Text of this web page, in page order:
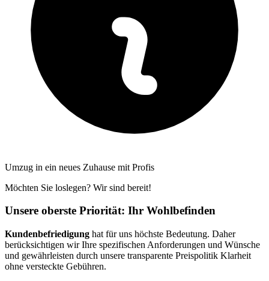
Umzug in ein neues Zuhause mit Profis
Möchten Sie loslegen? Wir sind bereit!
Unsere oberste Priorität: Ihr Wohlbefinden
Kundenbefriedigung hat für uns höchste Bedeutung. Daher
berücksichtigen wir Ihre spezifischen Anforderungen und Wünsche
und gewährleisten durch unsere transparente Preispolitik Klarheit
ohne versteckte Gebühren.